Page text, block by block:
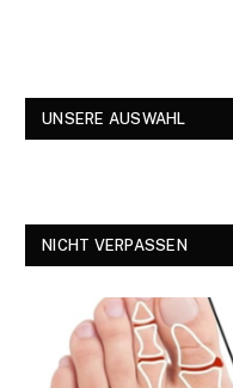
UNSERE AUSWAHL
NICHT VERPASSEN